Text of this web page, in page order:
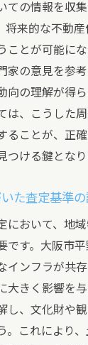
ての情報を収
将来的な不動産
ことが可能に
家の意見を参
向の理解が得
は、こうした
ることが、正
つける鍵となり
た査定基準
において、地
です。大阪市
インフラが共
大きく影響を
し、文化財や
。これにより